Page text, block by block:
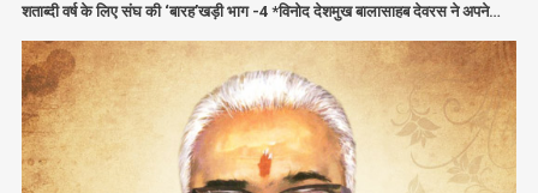
शताब्दी वर्ष के लिए संघ की ‘बारह’खड़ी भाग -4 *विनोद देशमुख बालासाहब देवरस ने अपने…